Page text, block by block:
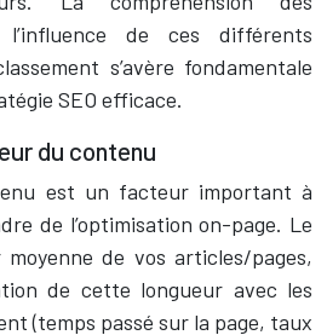
de ces différents
s’avère fondamentale
SEO efficace.
du contenu
est un facteur important à
de l’optimisation on-page. Le
de vos articles/pages,
de cette longueur avec les
(temps passé sur la page, taux